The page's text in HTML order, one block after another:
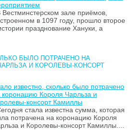
Вестминстерском зале приёмов,
в 1097 году, прошло второе
празднование Хануки, а
БЫЛО ПОТРАЧЕНО НА
И КОРОЛЕВЫ-КОНСОРТ
известно, сколько было потрачено
коронацию Короля Чарльза и
консорт Камиллы
стала известна сумма, которая
потрачена на коронацию Короля
и Королевы-консорт Камиллы....